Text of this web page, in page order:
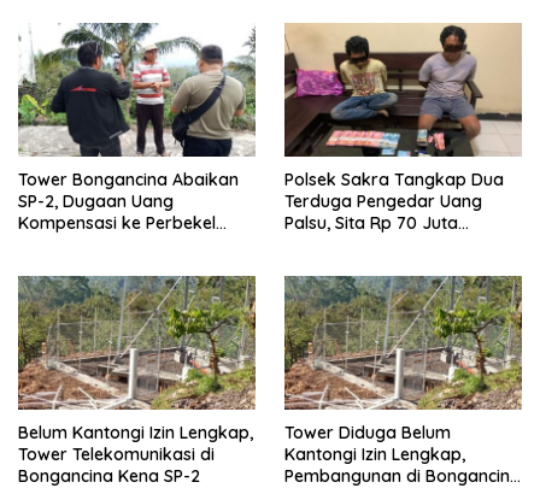
Tower Bongancina Abaikan
SP-2, Dugaan Uang
Kompensasi ke Perbekel
Polsek Sakra Tangkap Dua
Terduga Pengedar Uang
Palsu, Sita Rp 70 Juta
Belum Kantongi Izin Lengkap,
Tower Telekomunikasi di
Bongancina Kena SP-2
Tower Diduga Belum
Kantongi Izin Lengkap,
Pembangunan di Bongancina